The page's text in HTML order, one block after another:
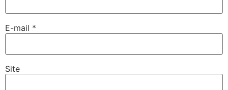
E-mail *
Site